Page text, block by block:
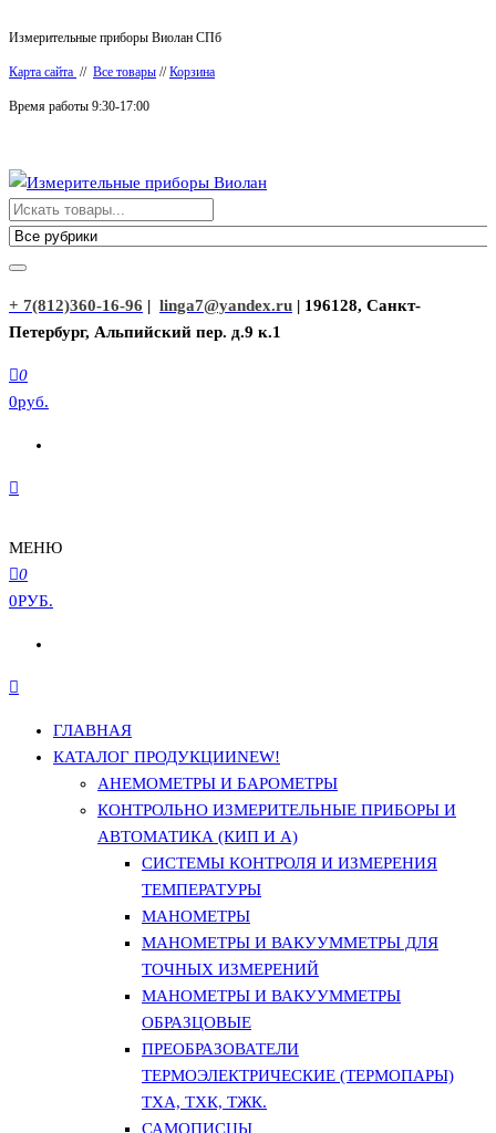
к
содержимому
Измерительные приборы Виолан СПб
Карта сайта // Все товары //Корзина
Время работы 9:30-17:00
Измерительные приборы Виолан
+ 7(812)360-16-96 | linga7@yandex.ru | 196128, Санкт-
Петербург, Альпийский пер. д.9 к.1
0
0руб.
МЕНЮ
0
0РУБ.
ГЛАВНАЯ
КАТАЛОГ ПРОДУКЦИИNEW!
АНЕМОМЕТРЫ И БАРОМЕТРЫ
КОНТРОЛЬНО ИЗМЕРИТЕЛЬНЫЕ ПРИБОРЫ И
АВТОМАТИКА (КИП И А)
СИСТЕМЫ КОНТРОЛЯ И ИЗМЕРЕНИЯ
ТЕМПЕРАТУРЫ
МАНОМЕТРЫ
МАНОМЕТРЫ И ВАКУУММЕТРЫ ДЛЯ
ТОЧНЫХ ИЗМЕРЕНИЙ
МАНОМЕТРЫ И ВАКУУММЕТРЫ
ОБРАЗЦОВЫЕ
ПРЕОБРАЗОВАТЕЛИ
ТЕРМОЭЛЕКТРИЧЕСКИЕ (ТЕРМОПАРЫ)
ТХА, ТХК, ТЖК.
САМОПИСЦЫ